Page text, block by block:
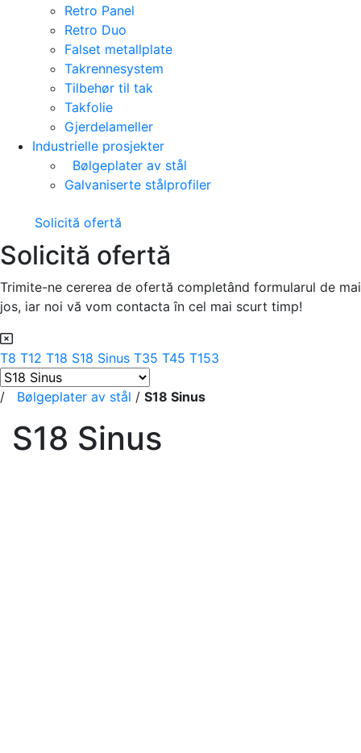
Retro Panel
Retro Duo
Falset metallplate
Takrennesystem
Tilbehør til tak
Takfolie
Gjerdelameller
Industrielle prosjekter
Bølgeplater av stål
Galvaniserte stålprofiler
Solicită ofertă
Solicită ofertă
Trimite-ne cererea de ofertă completând formularul de mai
jos, iar noi vă vom contacta în cel mai scurt timp!
T8 T12 T18 S18 Sinus T35 T45 T153
/ Bølgeplater av stål / S18 Sinus
S18 Sinus